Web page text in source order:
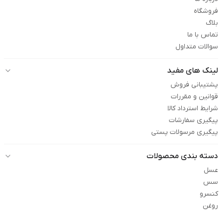
فروشگاه
بلاگ
تماس با ما
سوالات متداول
لینک های مفید
پشتیبانی فروش
قوانین و مقررات
شرایط استرداد کالا
پیگیری سفارشات
پیگیری مرسولات پستی
دسته بندی محصولات
عسل
سس
کنسرو
روغن